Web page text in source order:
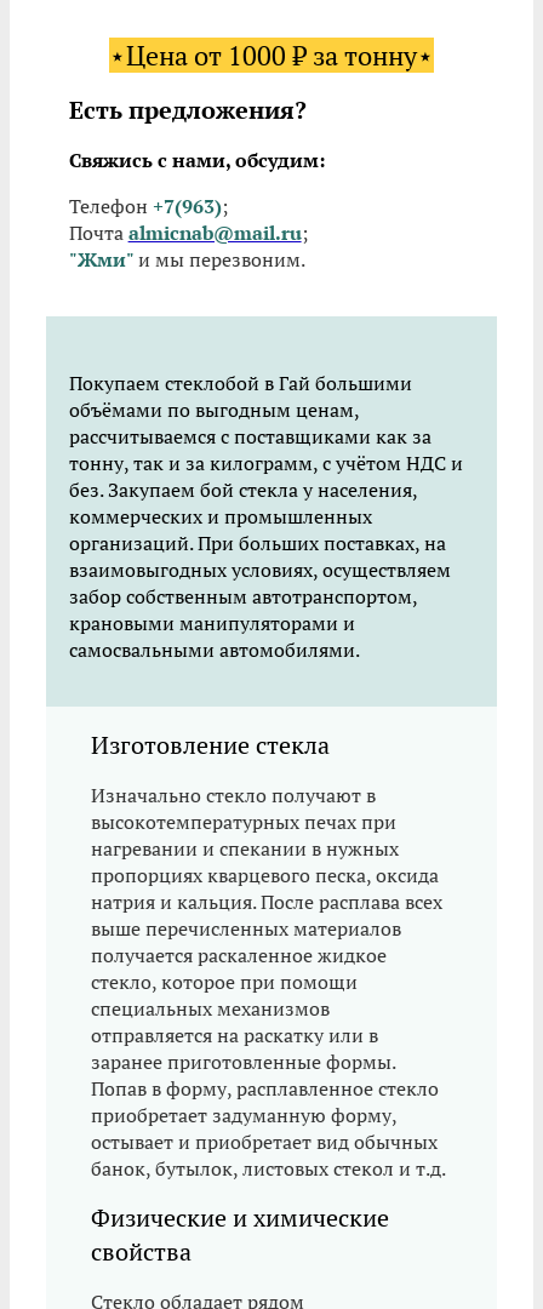
⋆Цена от 1000 ₽ за тонну⋆
Есть предложения?
Свяжись с нами, обсудим:
Телефон +7(963);
Почтаalmicnab@mail.ru;
"Жми"и мы перезвоним.
Покупаем стеклобой в Гай большими
объёмами по выгодным ценам,
рассчитываемся с поставщиками как за
тонну, так и за килограмм, с учётом НДС и
без. Закупаем бой стекла у населения,
коммерческих и промышленных
организаций. При больших поставках, на
взаимовыгодных условиях, осуществляем
забор собственным автотранспортом,
крановыми манипуляторами и
самосвальными автомобилями.
Изготовление стекла
Изначально стекло получают в
высокотемпературных печах при
нагревании и спекании в нужных
пропорциях кварцевого песка, оксида
натрия и кальция. После расплава всех
выше перечисленных материалов
получается раскаленное жидкое
стекло, которое при помощи
специальных механизмов
отправляется на раскатку или в
заранее приготовленные формы.
Попав в форму, расплавленное стекло
приобретает задуманную форму,
остывает и приобретает вид обычных
банок, бутылок, листовых стекол и т.д.
Физические и химические
свойства
Стекло обладает рядом